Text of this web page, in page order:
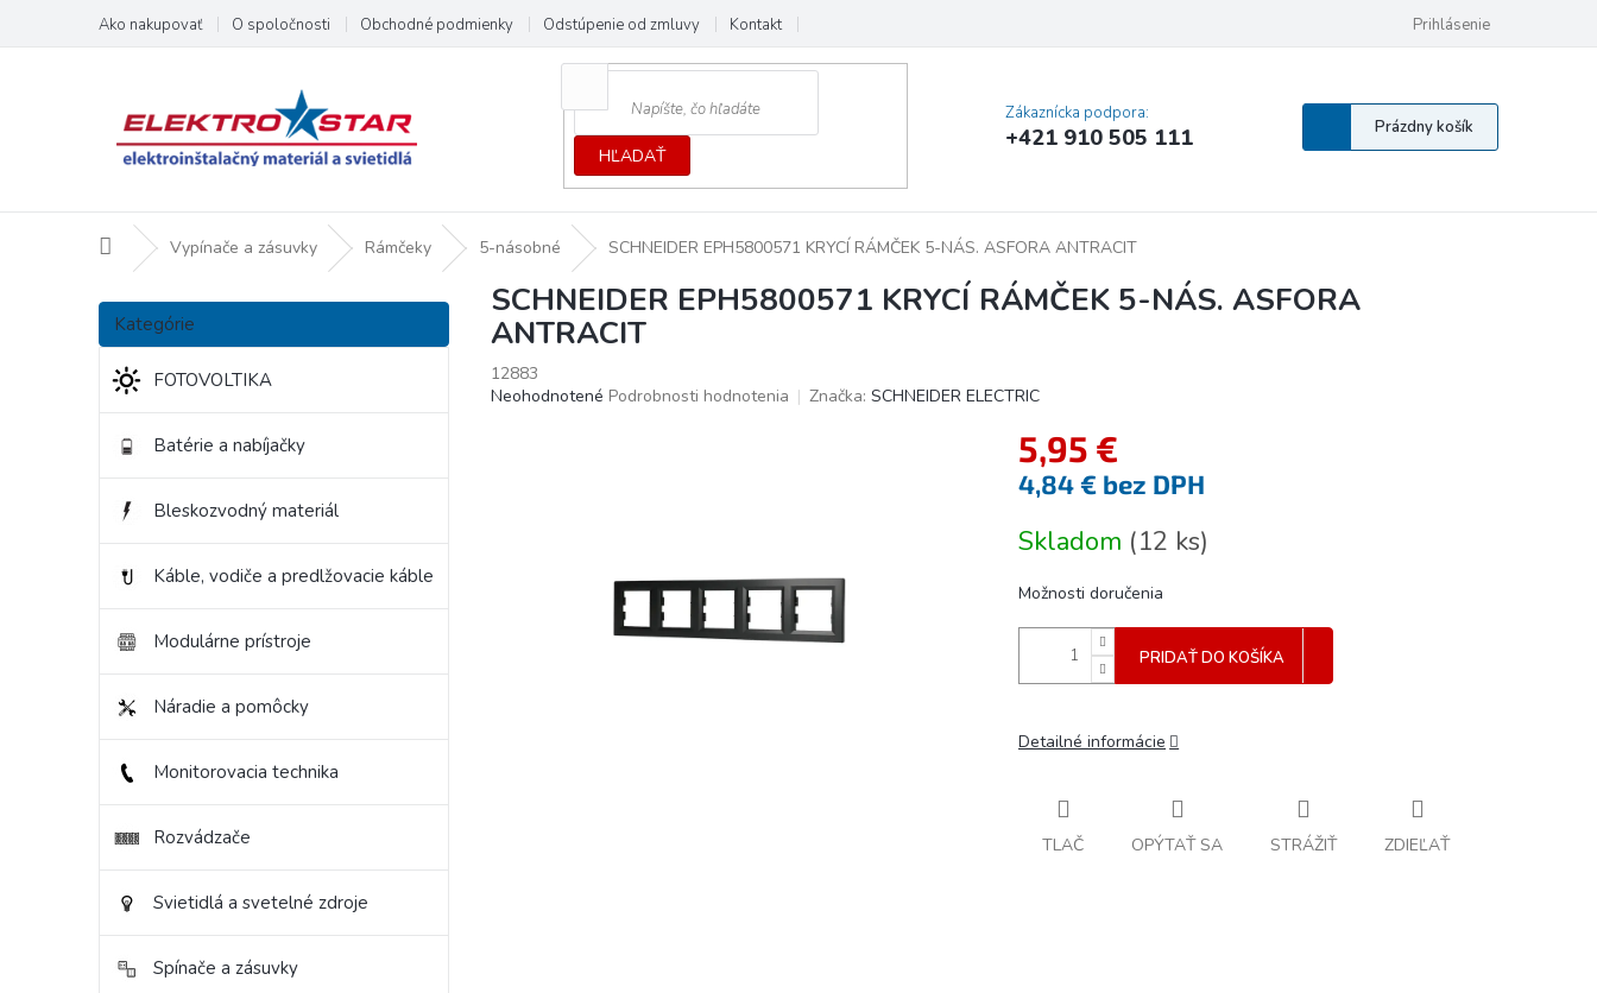
obsah
Ako nakupovať O spoločnosti Obchodné podmienky Odstúpenie od zmluvy Kontakt Vyhlásenie o prístupnosti
Prihlásenie
HĽADAŤ
Zákaznícka podpora:
+421 910 505 111
Nákupný
košík
Prázdny košík
DomovVypínače a zásuvky Rámčeky 5-násobné SCHNEIDER EPH5800571 KRYCÍ RÁMČEK 5-NÁS. ASFORA ANTRACIT
B
č
n
Preskočiť
kategórie
Kategórie
FOTOVOLTIKA
Batérie a nabíjačky
Bleskozvodný materiál
Káble, vodiče a predlžovacie káble
Modulárne prístroje
Náradie a pomôcky
Monitorovacia technika
Rozvádzače
Svietidlá a svetelné zdroje
Spínače a zásuvky
SCHNEIDER EPH5800571 KRYCÍ RÁMČEK 5-NÁS. ASFORA
ANTRACIT
12883
Priemerné
Neohodnotené Podrobnosti hodnotenia Značka: SCHNEIDER ELECTRIC
5,95 €
4,84 € bez DPH
cena:
Skladom (12 ks)
Možnosti doručenia
PRIDAŤ DO KOŠÍKA
Detailné informácie
TLAČ OPÝTAŤ SA STRÁŽIŤ ZDIEĽAŤ